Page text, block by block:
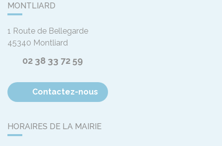
MONTLIARD
1 Route de Bellegarde
45340 Montliard
02 38 33 72 59
Contactez-nous
HORAIRES DE LA MAIRIE